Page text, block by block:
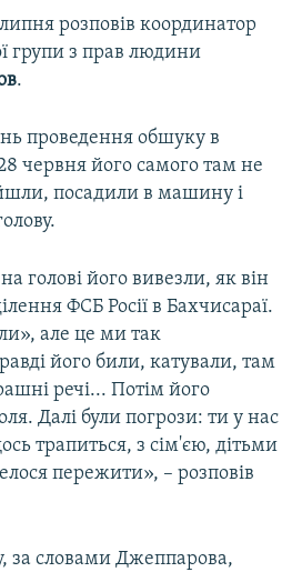
розповів координатор
групи з прав людини
.
проведення обшуку в
червня його самого там не
посадили в машину і
голові його вивезли, як він
ФСБ Росії в Бахчисараї.
але це ми так
його били, катували, там
речі... Потім його
Далі були погрози: ти у нас
трапиться, з сім'єю, дітьми
пережити», – розповів
за словами Джеппарова,